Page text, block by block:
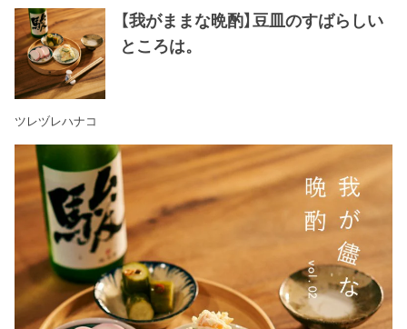
【我がままな晩酌】豆皿のすばらしい
ところは。
ツレヅレハナコ